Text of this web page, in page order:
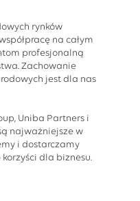
rynków
na całym
profesjonalną
Zachowanie
jest dla nas
Uniba Partners i
najważniejsze w
i dostarczamy
dla biznesu.